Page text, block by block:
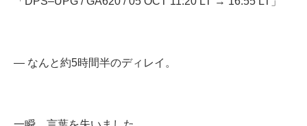
― なんと約5時間半のディレイ。